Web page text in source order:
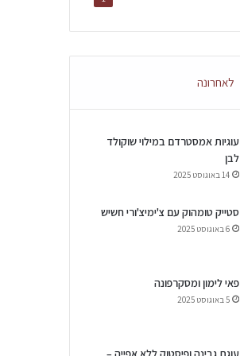
לאחרונה
עוגיות אמסטרדם במילוי שוקולד
לבן
14 באוגוסט 2025
סטייק טומהוק עם צ'ימיצ'ורי חשיש
6 באוגוסט 2025
פאי לימון ומסקרפונה
5 באוגוסט 2025